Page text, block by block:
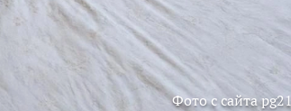
Фото с сайта